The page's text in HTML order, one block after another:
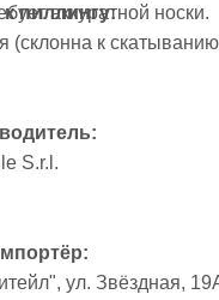
аккуратной носки.
пиллингу:
(склонна к
S.r.l.
ул. Звёздная,